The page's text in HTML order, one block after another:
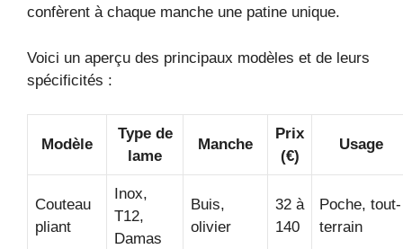
confèrent à chaque manche une patine unique.
Voici un aperçu des principaux modèles et de leurs
spécificités :
Modèle
Type de
lame
Manche
Prix
(€)
Usage
Couteau
pliant
Inox,
T12,
Damas
Buis,
olivier
32 à
140
Poche, tout-
terrain